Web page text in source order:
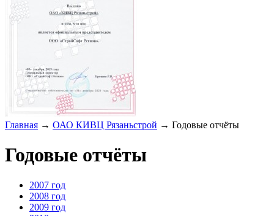
Главная → ОАО КИВЦ Рязаньстрой → Годовые отчёты
Годовые отчёты
2007 год
2008 год
2009 год